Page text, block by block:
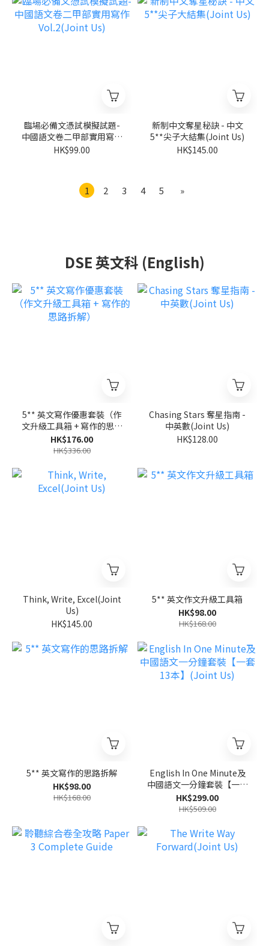
臨場必備文憑試模擬試題-
中國語文卷二甲部實用寫作
Vol.2(Joint Us)
HK$99.00
新制中文奪星秘訣 - 中文
5**尖子大結集(Joint Us)
HK$145.00
1 2 3 4 5 »
DSE 英文科 (English)
5** 英文寫作優惠套裝（作
文升級工具箱 + 寫作的思路
拆解）
HK$176.00
HK$336.00
Chasing Stars 奪星指南 -
中英數(Joint Us)
HK$128.00
Think, Write, Excel(Joint
Us)
HK$145.00
5** 英文作文升級工具箱
HK$98.00
HK$168.00
5** 英文寫作的思路拆解
HK$98.00
HK$168.00
English In One Minute及
中國語文一分鐘套裝【一套
13本】(Joint Us)
HK$299.00
HK$509.00